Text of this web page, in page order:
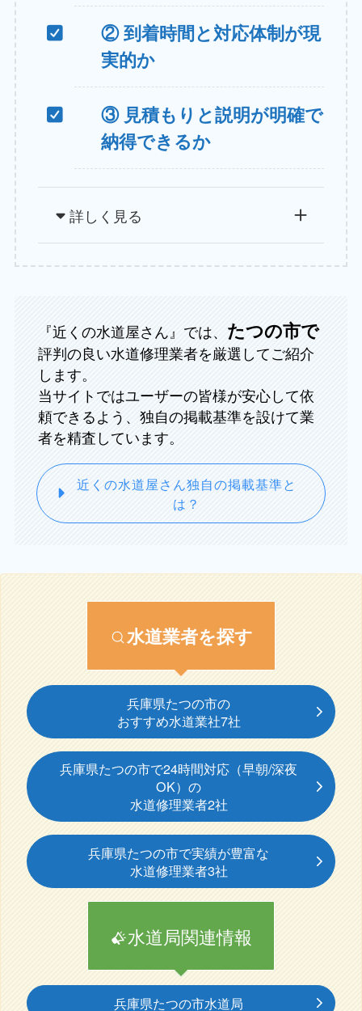
② 到着時間と対応体制が現
実的か
③ 見積もりと説明が明確で
納得できるか
詳しく見る
『近くの水道屋さん』では、 たつの市で
評判の良い水道修理業者を厳選してご紹介
します。
当サイトではユーザーの皆様が安心して依
頼できるよう、独自の掲載基準を設けて業
者を精査しています。
近くの水道屋さん独自の掲載基準と
は？
水道業者を探す
兵庫県たつの市の
おすすめ水道業社7社
兵庫県たつの市で24時間対応（早朝/深夜
OK）の
水道修理業者2社
兵庫県たつの市で実績が豊富な
水道修理業者3社
水道局関連情報
兵庫県たつの市水道局